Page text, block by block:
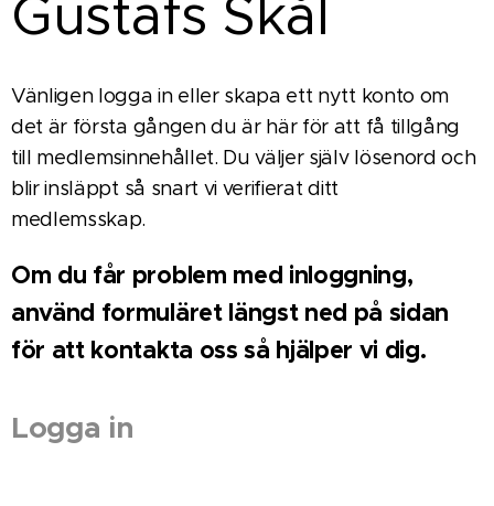
Gustafs Skål
Vänligen logga in eller skapa ett nytt konto om
det är första gången du är här för att få tillgång
till medlemsinnehållet. Du väljer själv lösenord och
blir insläppt så snart vi verifierat ditt
medlemsskap.
Om du får problem med inloggning,
använd formuläret längst ned på sidan
för att kontakta oss så hjälper vi dig.
Logga in